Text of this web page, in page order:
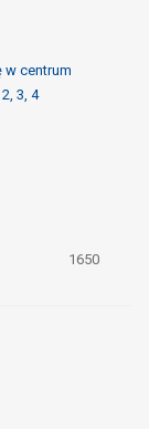
w centrum
3, 4
1650